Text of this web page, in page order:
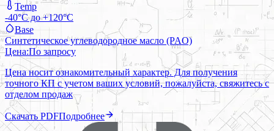
Temp
-40°C до +120°C
Base
Синтетическое углеводородное масло (PAO)
Цена:По запросу
Цена носит ознакомительный характер. Для получения
точного КП с учетом ваших условий, пожалуйста, свяжитесь с
отделом продаж
Скачать PDFПодробнее